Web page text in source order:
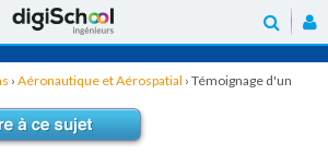
› Aéronautique et Aérospatial › Témoignage d'un